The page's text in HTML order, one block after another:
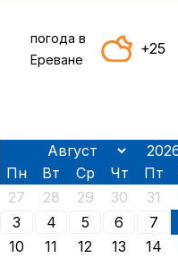
погода в
Ереване
+25
Пн Вт Ср Чт Пт
27
28 29 30 31
3
4 5 6 7
10
11 12 13 14